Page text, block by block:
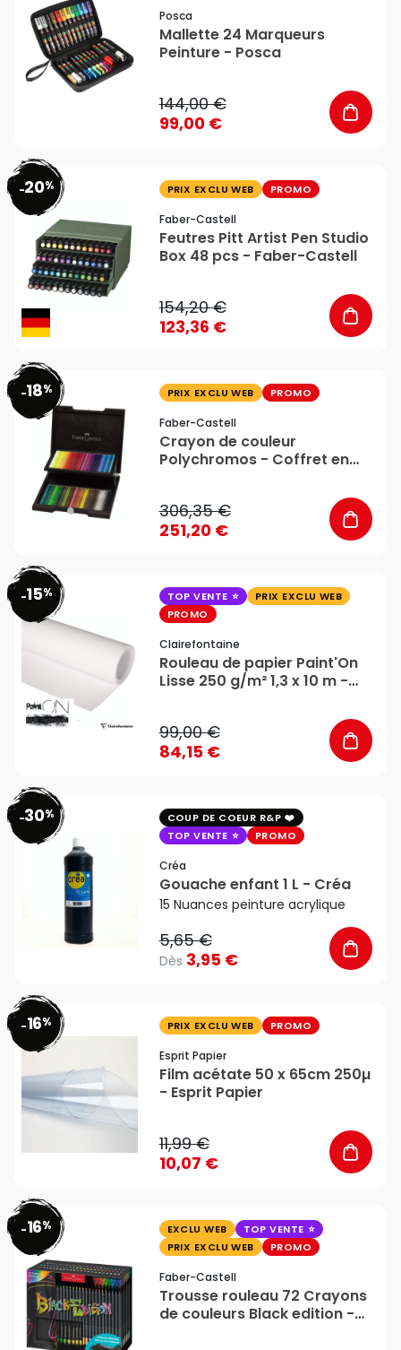
Posca
Mallette 24 Marqueurs
Peinture - Posca
144,00 €
99,00 €
-20% PRIX EXCLU WEB PROMO
Faber-Castell
Feutres Pitt Artist Pen Studio
Box 48 pcs - Faber-Castell
154,20 €
123,36 €
-18% PRIX EXCLU WEB PROMO
Faber-Castell
Crayon de couleur
Polychromos - Coffret en
306,35 €
251,20 €
-15% TOP VENTE
PRIX EXCLU WEB
PROMO
Clairefontaine
Rouleau de papier Paint'On
Lisse 250 g/m² 1,3 x 10 m -
99,00 €
84,15 €
-30%
COUP DE COEUR R&P
TOP VENTE
PROMO
Créa
Gouache enfant 1 L - Créa
15 Nuances peinture acrylique
5,65 €
Dès 3,95 €
-16% PRIX EXCLU WEB PROMO
Esprit Papier
Film acétate 50 x 65cm 250µ
- Esprit Papier
11,99 €
10,07 €
-16% EXCLU WEB
TOP VENTE
PRIX EXCLU WEB
PROMO
Faber-Castell
Trousse rouleau 72 Crayons
de couleurs Black edition -